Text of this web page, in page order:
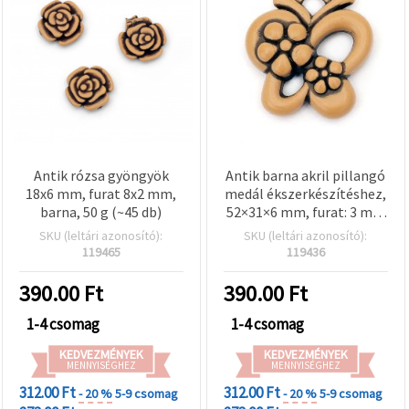
Antik rózsa gyöngyök
18x6 mm, furat 8x2 mm,
barna, 50 g (~45 db)
SKU (leltári azonosító):
119465
390.00 Ft
1-4 csomag
KEDVEZMÉNYEK
MENNYISÉGHEZ
312.00 Ft- 20 %5-9 csomag
Antik barna akril pillangó
medál ékszerkészítéshez,
52×31×6 mm, furat: 3 mm
– 50 g (kb. 18 db)
SKU (leltári azonosító):
119436
390.00 Ft
1-4 csomag
KEDVEZMÉNYEK
MENNYISÉGHEZ
312.00 Ft- 20 %5-9 csomag